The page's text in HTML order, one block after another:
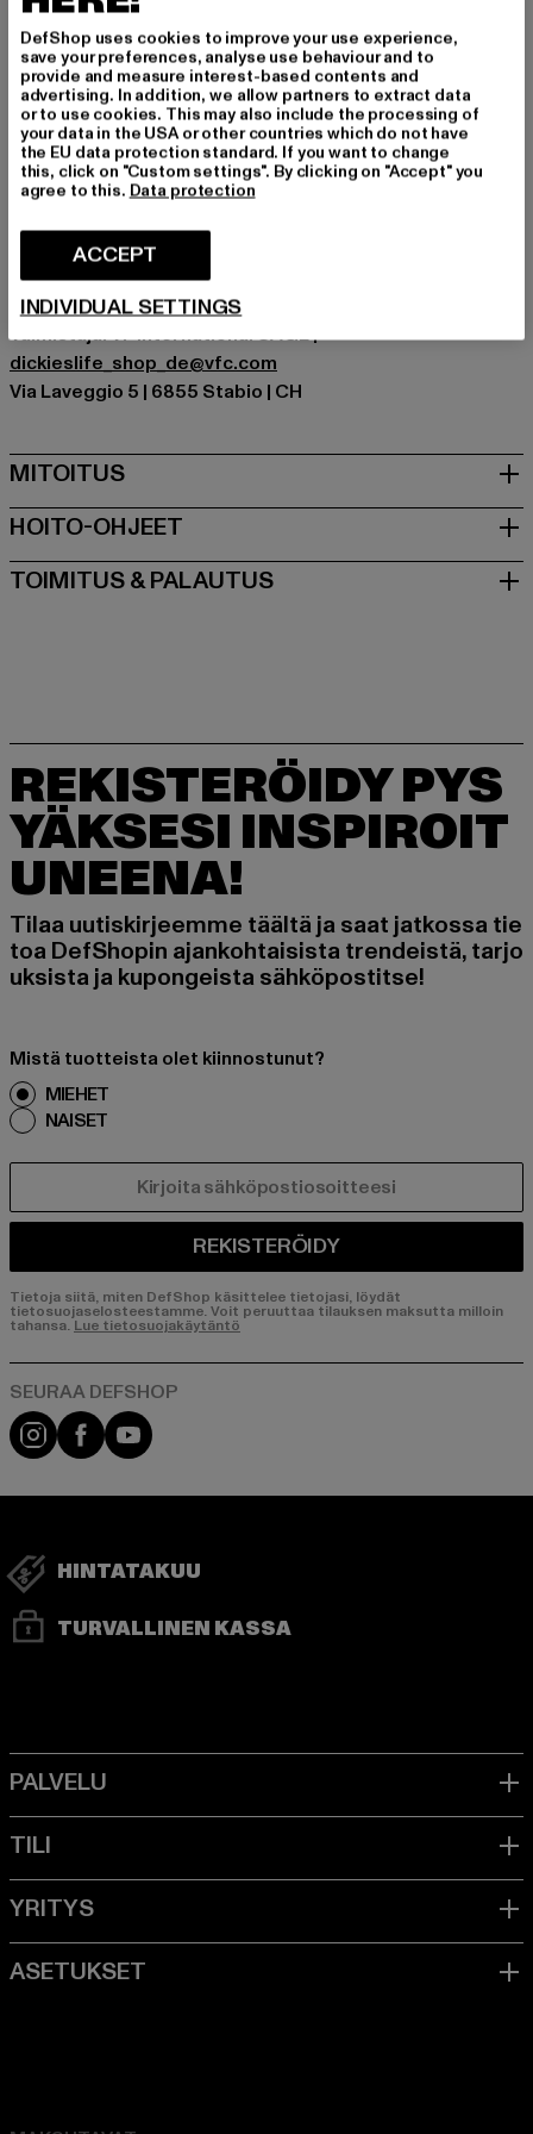
käyttää
Tilaisuus: Arkivaatteet, Basic
Sulkutyypit: piilotettu vetoketju
Leikkaa: Regular
Tuotemerkki: Dickies
Kategoria: Chinot/Kangashousut
Color: schwarz
Materiaalin koostumus: 65% Polyesteri, 35% Puuvilla
Art.Nr: DK0A4XK8-10929
Valmistaja: VF International SAGL |
dickieslife_shop_de@vfc.com
Via Laveggio 5 | 6855 Stabio | CH
MITOITUS
HOITO-OHJEET
TOIMITUS & PALAUTUS
REKISTERÖIDY PYS
YÄKSESI INSPIROIT
UNEENA!
Tilaa uutiskirjeemme täältä ja saat jatkossa tie
toa DefShopin ajankohtaisista trendeistä, tarjo
uksista ja kupongeista sähköpostitse!
Mistä tuotteista olet kiinnostunut?
MIEHET
NAISET
REKISTERÖIDY
Tietoja siitä, miten DefShop käsittelee tietojasi, löydät
tietosuojaselosteestamme. Voit peruuttaa tilauksen maksutta milloin
tahansa. Lue tietosuojakäytäntö
Visit our Instagram page:
Visit our Facebook page:
Visit our YouTube channel:
HINTATAKUU
TURVALLINEN KASSA
DefShop uses cookies to improve your use experience,
save your preferences, analyse use behaviour and to
provide and measure interest-based contents and
advertising. In addition, we allow partners to extract data
or to use cookies. This may also include the processing of
your data in the USA or other countries which do not have
the EU data protection standard. If you want to change
this, click on "Custom settings". By clicking on "Accept" you
agree to this. Data protection
ACCEPT
INDIVIDUAL SETTINGS